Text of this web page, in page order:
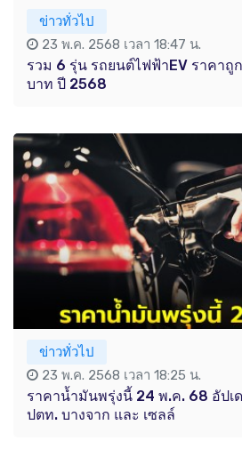
ข่าวทั่วไป
23 พ.ค. 2568 เวลา 18:47 น.
รวม 6 รุ่น รถยนต์ไฟฟ้าEV ราคาถู
บาท ปี 2568
ข่าวทั่วไป
23 พ.ค. 2568 เวลา 18:25 น.
ราคาน้ำมันพรุ่งนี้ 24 พ.ค. 68 อัปเ
ปตท. บางจาก และ เซลล์